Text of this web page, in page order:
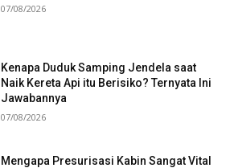
07/08/2026
Kenapa Duduk Samping Jendela saat
Naik Kereta Api itu Berisiko? Ternyata Ini
Jawabannya
07/08/2026
Mengapa Presurisasi Kabin Sangat Vital